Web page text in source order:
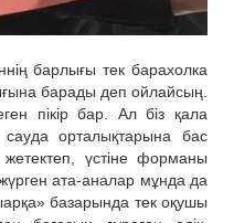
барлығы тек барахолка
барады деп ойлайсың.
пікір бар. Ал біз қала
орталықтарына бас
үстіне форманы
ата-аналар мұнда да
базарында тек оқушы